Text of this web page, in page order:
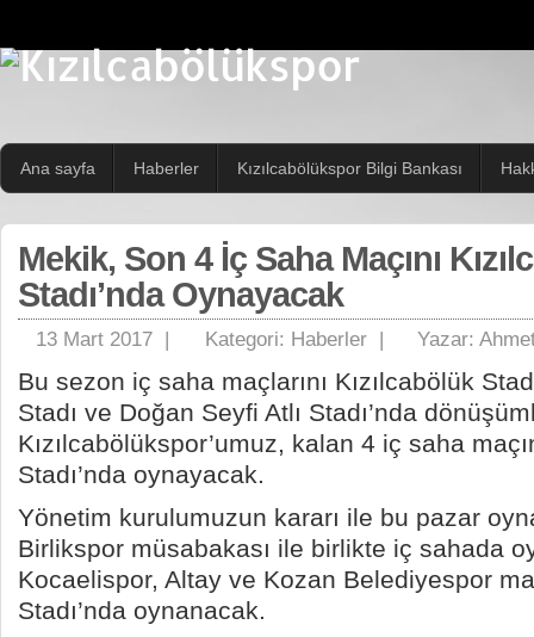
Ana sayfa Haberler Kızılcabölükspor Bilgi Bankası
Mekik, Son 4 İç Saha Maçını
Stadı’nda Oynayacak
13 Mart 2017 | Kategori: Haberler | Yazar:
Bu sezon iç saha maçlarını Kızılcabölük
Stadı ve Doğan Seyfi Atlı Stadı’nda
Kızılcabölükspor’umuz, kalan 4 iç saha
Stadı’nda oynayacak.
Yönetim kurulumuzun kararı ile bu pazar
Birlikspor müsabakası ile birlikte iç sahada
Kocaelispor, Altay ve Kozan Belediyespor
Stadı’nda oynanacak.